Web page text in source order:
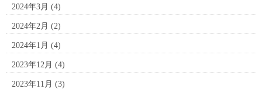
2024年3月 (4)
2024年2月 (2)
2024年1月 (4)
2023年12月 (4)
2023年11月 (3)